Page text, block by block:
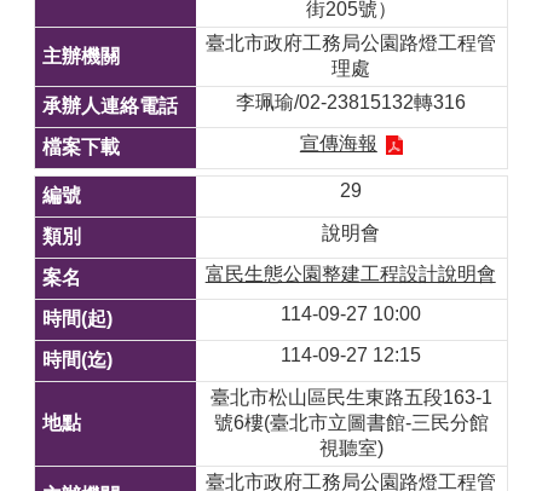
街205號）
臺北市政府工務局公園路燈工程管
理處
李珮瑜/02-23815132轉316
宣傳海報
29
說明會
富民生態公園整建工程設計說明會
114-09-27 10:00
114-09-27 12:15
臺北市松山區民生東路五段163-1
號6樓(臺北市立圖書館-三民分館
視聽室)
臺北市政府工務局公園路燈工程管